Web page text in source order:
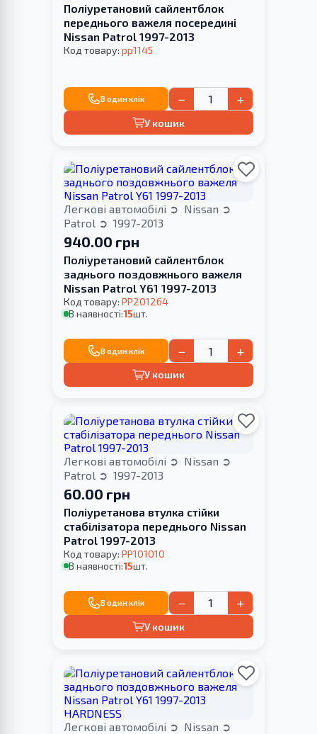
Поліуретановий сайлентблок
переднього важеля посередині
Nissan Patrol 1997-2013
Код товару: pp1145
В один клік − +
У кошик
Легкові автомобілі
Nissan
Patrol
1997-2013
940.00 грн
Поліуретановий сайлентблок
заднього поздовжнього важеля
Nissan Patrol Y61 1997-2013
Код товару: PP201264
В наявності:15шт.
В один клік − +
У кошик
Легкові автомобілі
Nissan
Patrol
1997-2013
60.00 грн
Поліуретанова втулка стійки
стабілізатора переднього Nissan
Patrol 1997-2013
Код товару: PP101010
В наявності:15шт.
В один клік − +
У кошик
Легкові автомобілі
Nissan